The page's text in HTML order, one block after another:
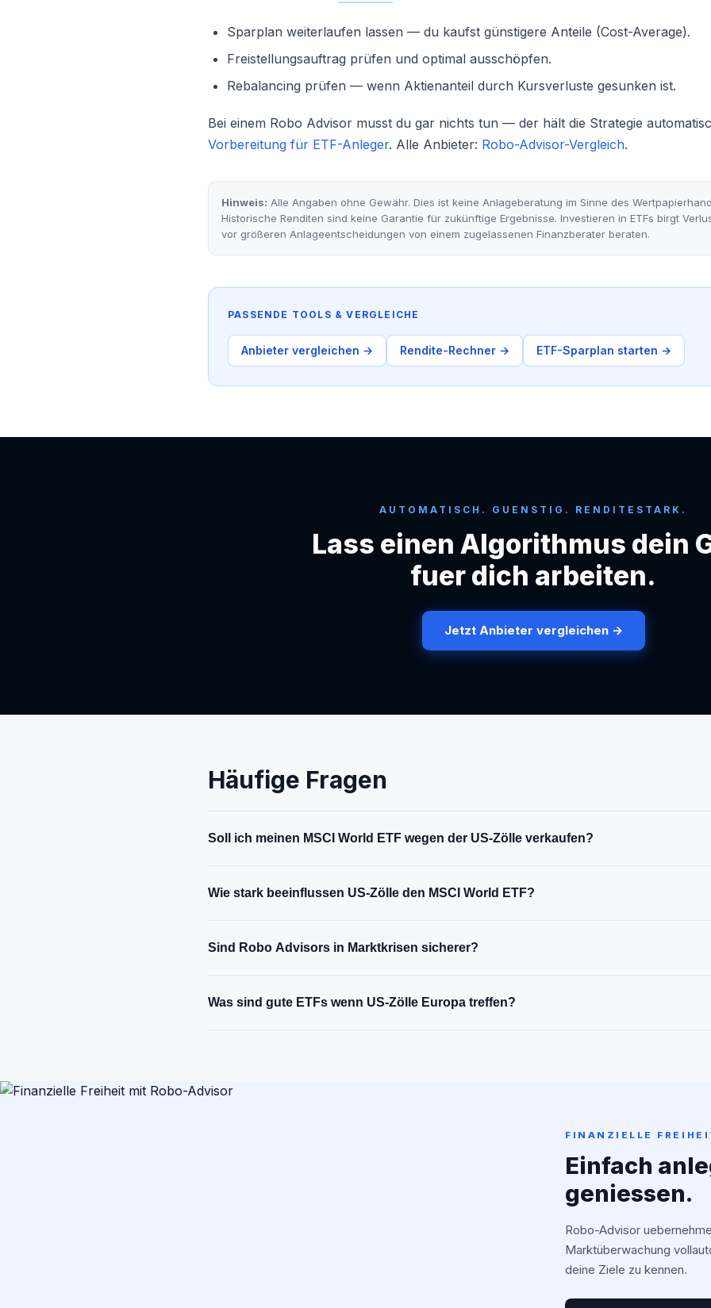
Sparplan weiterlaufen lassen — du kaufst günstigere Anteile (Cost-Average).
Freistellungsauftrag prüfen und optimal ausschöpfen.
Rebalancing prüfen — wenn Aktienanteil durch Kursverluste gesunken ist.
Bei einem Robo Advisor musst du gar nichts tun — der hält die Strategie
Vorbereitung für ETF-Anleger. Alle Anbieter: Robo-Advisor-Vergleich.
Hinweis: Alle Angaben ohne Gewähr. Dies ist keine Anlageberatung im Sinne des
Historische Renditen sind keine Garantie für zukünftige Ergebnisse. Investieren in ETFs birgt
vor größeren Anlageentscheidungen von einem zugelassenen Finanzberater beraten.
PASSENDE TOOLS & VERGLEICHE
Anbieter vergleichen → Rendite-Rechner → ETF-Sparplan starten →
AUTOMATISCH. GUENSTIG. RENDITESTARK.
Lass einen Algorithmus dein
fuer dich arbeiten.
Jetzt Anbieter vergleichen →
Häufige Fragen
Soll ich meinen MSCI World ETF wegen der US-Zölle verkaufen?
Wie stark beeinflussen US-Zölle den MSCI World ETF?
Sind Robo Advisors in Marktkrisen sicherer?
Was sind gute ETFs wenn US-Zölle Europa treffen?
FINANZIELLE
Einfach
geniessen.
Robo-Advisor
Marktüberwachung
deine Ziele zu kennen.